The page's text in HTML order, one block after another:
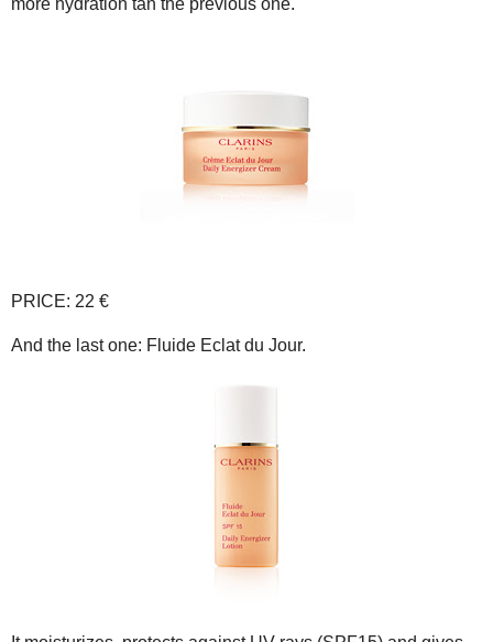
PRICE: 22 €
And the last one: Fluide Eclat du Jour.